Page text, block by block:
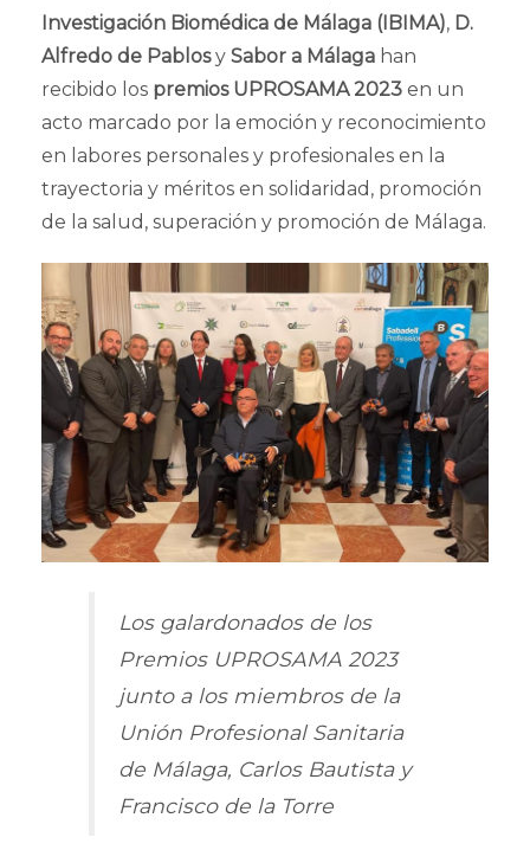
Investigación Biomédica de Málaga (IBIMA), D.
Alfredo de Pablosy Sabor a Málaga han
recibido los premios UPROSAMA 2023 en un
acto marcado por la emoción y reconocimiento
en labores personales y profesionales en la
trayectoria y méritos en solidaridad, promoción
de la salud, superación y promoción de Málaga.
Los galardonados de los
Premios UPROSAMA 2023
junto a los miembros de la
Unión Profesional Sanitaria
de Málaga, Carlos Bautista y
Francisco de la Torre